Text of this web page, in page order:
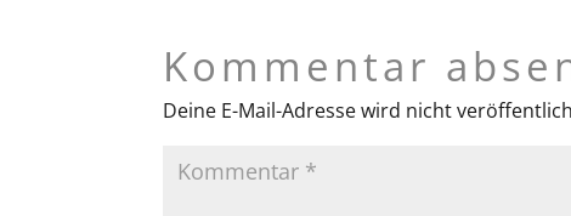
Kommentar
Deine E-Mail-Adresse wird nicht